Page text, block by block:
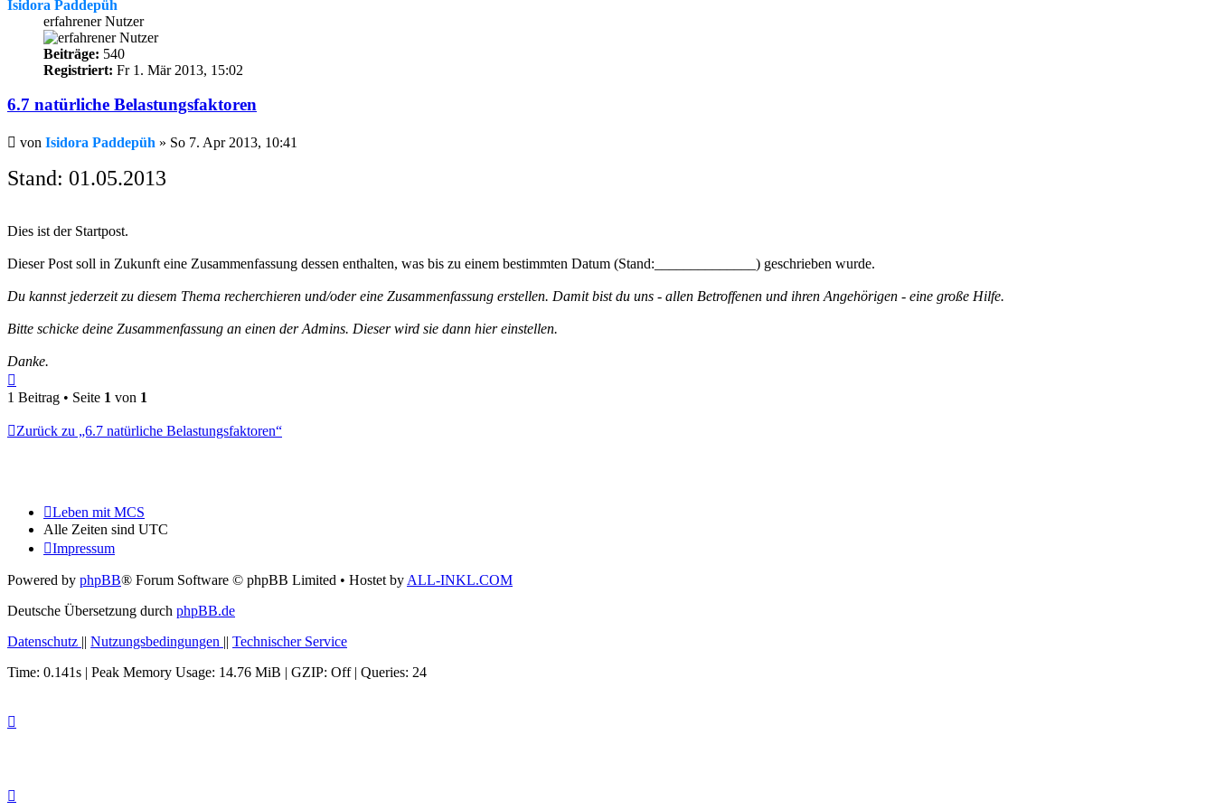
Isidora Paddepüh
erfahrener Nutzer
Beiträge: 540
Registriert: Fr 1. Mär 2013, 15:02
6.7 natürliche Belastungsfaktoren
Beitrag
von Isidora Paddepüh » So 7. Apr 2013, 10:41
Stand: 01.05.2013
Dies ist der Startpost.
Dieser Post soll in Zukunft eine Zusammenfassung dessen enthalten, was bis zu einem bestimmten Datum (Stand:______________) geschrieben wurde.
Du kannst jederzeit zu diesem Thema recherchieren und/oder eine Zusammenfassung erstellen. Damit bist du uns - allen Betroffenen und ihren Angehörigen - eine große Hilfe.
Bitte schicke deine Zusammenfassung an einen der Admins. Dieser wird sie dann hier einstellen.
Danke.
oben
1 Beitrag • Seite 1 von 1
Zurück zu „6.7 natürliche Belastungsfaktoren“
Leben mit MCS
Alle Zeiten sind UTC
Impressum
Powered by phpBB® Forum Software © phpBB Limited • Hostet by ALL-INKL.COM
Deutsche Übersetzung durch phpBB.de
Datenschutz || Nutzungsbedingungen || Technischer Service
Time: 0.141s | Peak Memory Usage: 14.76 MiB | GZIP: Off | Queries: 24